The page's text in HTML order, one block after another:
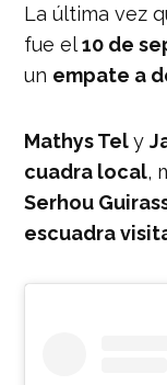
La última vez
fue el10 de
un empate a
Mathys Tely
cuadra local,
Serhou
escuadra